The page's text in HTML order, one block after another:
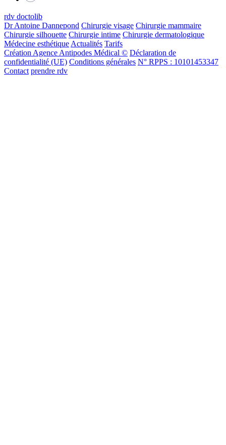
rdv doctolib
Dr Antoine Dannepond Chirurgie visage Chirurgie mammaire
Chirurgie silhouette Chirurgie intime Chirurgie dermatologique
Médecine esthétique Actualités Tarifs
Création Agence Antipodes Médical © Déclaration de
confidentialité (UE) Conditions générales N° RPPS : 10101453347
Contact prendre rdv